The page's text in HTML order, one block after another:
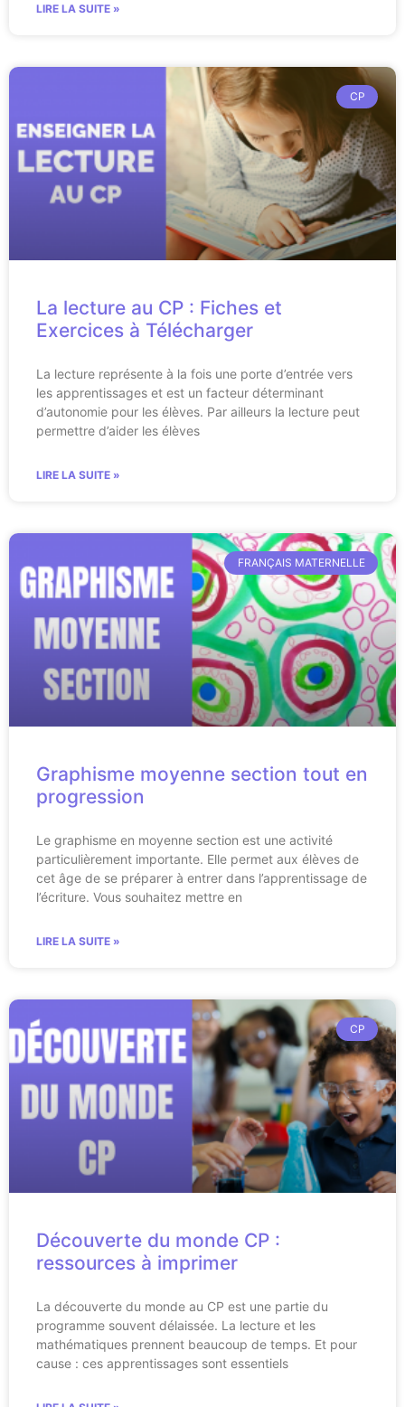
LIRE LA SUITE »
CP
La lecture au CP : Fiches et
Exercices à Télécharger
La lecture représente à la fois une porte d’entrée vers
les apprentissages et est un facteur déterminant
d’autonomie pour les élèves. Par ailleurs la lecture peut
permettre d’aider les élèves
LIRE LA SUITE »
FRANÇAIS MATERNELLE
Graphisme moyenne section tout en
progression
Le graphisme en moyenne section est une activité
particulièrement importante. Elle permet aux élèves de
cet âge de se préparer à entrer dans l’apprentissage de
l’écriture. Vous souhaitez mettre en
LIRE LA SUITE »
CP
Découverte du monde CP :
ressources à imprimer
La découverte du monde au CP est une partie du
programme souvent délaissée. La lecture et les
mathématiques prennent beaucoup de temps. Et pour
cause : ces apprentissages sont essentiels